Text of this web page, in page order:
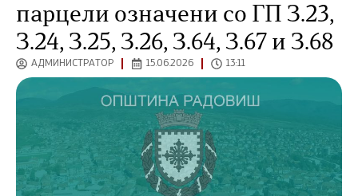
парцели означени со ГП З.23,
З.24, З.25, З.26, З.64, З.67 и З.68
АДМИНИСТРАТОР 15.06.2026 13:11